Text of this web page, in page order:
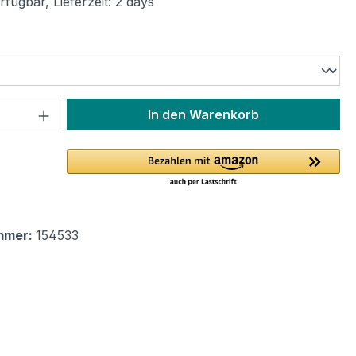
Anzahl: Gib den gewünschten Wert
In den Warenkorb
154533